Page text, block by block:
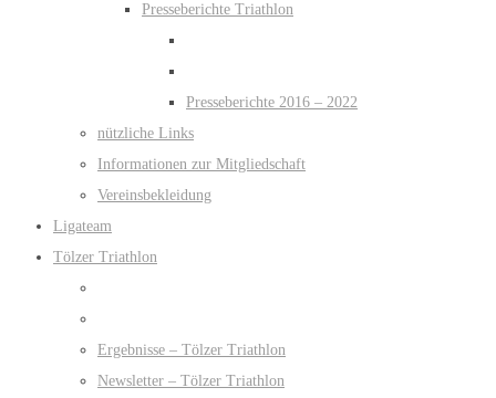
Presseberichte Triathlon
Presseberichte 2016 – 2022
nützliche Links
Informationen zur Mitgliedschaft
Vereinsbekleidung
Ligateam
Tölzer Triathlon
Ergebnisse – Tölzer Triathlon
Newsletter – Tölzer Triathlon